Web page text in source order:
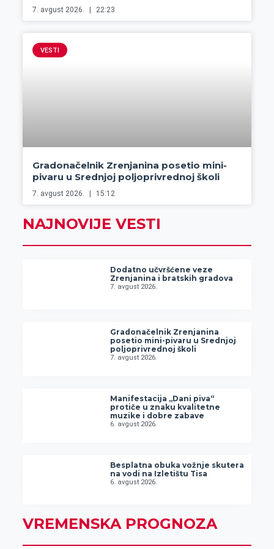
7. avgust 2026. 22:23
VESTI
Gradonačelnik Zrenjanina posetio mini-
pivaru u Srednjoj poljoprivrednoj školi
7. avgust 2026. 15:12
NAJNOVIJE VESTI
Dodatno učvršćene veze
Zrenjanina i bratskih gradova
7. avgust 2026.
Gradonačelnik Zrenjanina
posetio mini-pivaru u Srednjoj
poljoprivrednoj školi
7. avgust 2026.
Manifestacija „Dani piva“
protiče u znaku kvalitetne
muzike i dobre zabave
6. avgust 2026.
Besplatna obuka vožnje skutera
na vodi na Izletištu Tisa
6. avgust 2026.
VREMENSKA PROGNOZA